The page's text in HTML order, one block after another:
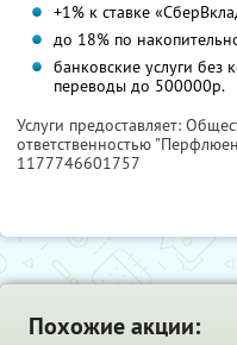
+1% к ставке
до 18% по
банковские услуги без
переводы до 500000р.
Услуги предоставляет:
ответственностью
1177746601757
Похожие акции: